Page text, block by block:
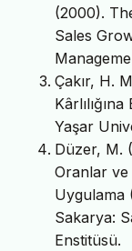
(2000).
Sales
Çakır, H.
Yaşar
Düzer, M.
Oranlar ve
Uygulama
Sakarya:
Enstitüsü.